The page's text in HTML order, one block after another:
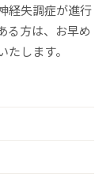
経失調症が進行
る方は、お早め
します。